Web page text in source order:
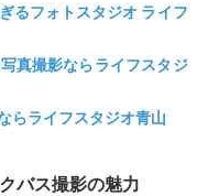
るフォトスタジオ ライフ
真撮影ならライフスタジ
らライフスタジオ青山
バス撮影の魅力